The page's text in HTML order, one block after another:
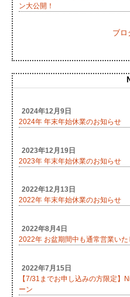
ン大公開！
ブロ
2024年12月9日
2024年 年末年始休業のお知らせ
2023年12月19日
2023年 年末年始休業のお知らせ
2022年12月13日
2022年 年末年始休業のお知らせ
2022年8月4日
2022年 お盆期間中も通常営業いた
2022年7月15日
【7/31までお申し込みの方限定
ーン